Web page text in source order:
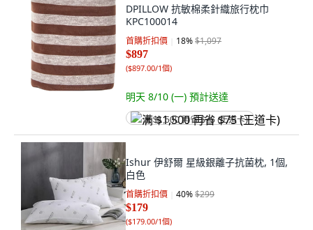
DPILLOW 抗敏棉柔針織旅行枕巾
KPC100014
首購折扣價 18%$1,097
$897
($897.00/1個)
明天 8/10 (一) 預計送達
满 $1,500 再省 $75 (王道卡)
Ishur 伊舒爾 星級銀離子抗菌枕, 1個,
白色
首購折扣價 40%$299
$179
($179.00/1個)